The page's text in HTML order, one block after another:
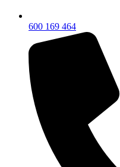
600 169 464